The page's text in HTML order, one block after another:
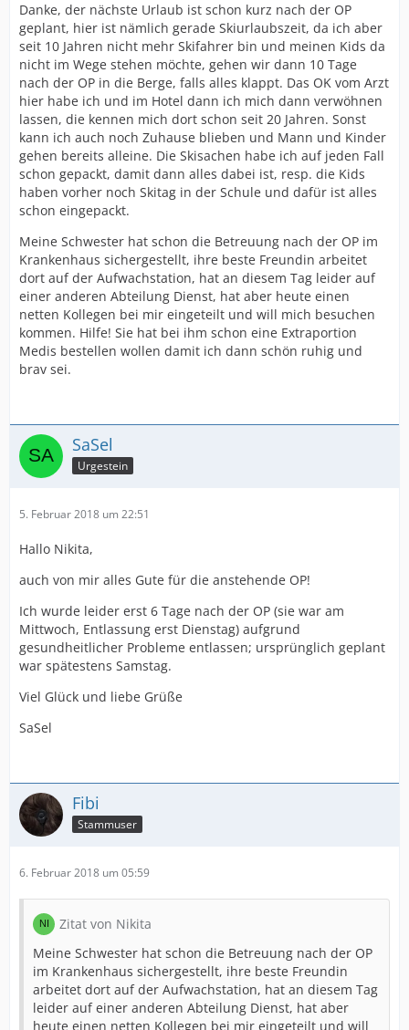
Danke, der nächste Urlaub ist schon kurz nach der OP
geplant, hier ist nämlich gerade Skiurlaubszeit, da ich aber
seit 10 Jahren nicht mehr Skifahrer bin und meinen Kids da
nicht im Wege stehen möchte, gehen wir dann 10 Tage
nach der OP in die Berge, falls alles klappt. Das OK vom Arzt
hier habe ich und im Hotel dann ich mich dann verwöhnen
lassen, die kennen mich dort schon seit 20 Jahren. Sonst
kann ich auch noch Zuhause blieben und Mann und Kinder
gehen bereits alleine. Die Skisachen habe ich auf jeden Fall
schon gepackt, damit dann alles dabei ist, resp. die Kids
haben vorher noch Skitag in der Schule und dafür ist alles
schon eingepackt.
Meine Schwester hat schon die Betreuung nach der OP im
Krankenhaus sichergestellt, ihre beste Freundin arbeitet
dort auf der Aufwachstation, hat an diesem Tag leider auf
einer anderen Abteilung Dienst, hat aber heute einen
netten Kollegen bei mir eingeteilt und will mich besuchen
kommen. Hilfe! Sie hat bei ihm schon eine Extraportion
Medis bestellen wollen damit ich dann schön ruhig und
brav sei.
SaSel
Urgestein
5. Februar 2018 um 22:51
Hallo Nikita,
auch von mir alles Gute für die anstehende OP!
Ich wurde leider erst 6 Tage nach der OP (sie war am
Mittwoch, Entlassung erst Dienstag) aufgrund
gesundheitlicher Probleme entlassen; ursprünglich geplant
war spätestens Samstag.
Viel Glück und liebe Grüße
SaSel
Fibi
Stammuser
6. Februar 2018 um 05:59
Zitat von Nikita
Meine Schwester hat schon die Betreuung nach der OP
im Krankenhaus sichergestellt, ihre beste Freundin
arbeitet dort auf der Aufwachstation, hat an diesem Tag
leider auf einer anderen Abteilung Dienst, hat aber
heute einen netten Kollegen bei mir eingeteilt und will